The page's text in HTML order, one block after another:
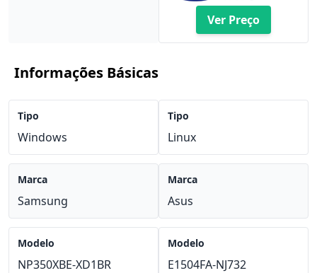
Ver Preço
Informações Básicas
Tipo
Windows
Marca
Samsung
Modelo
NP350XBE-XD1BR
Tipo
Linux
Marca
Asus
Modelo
E1504FA-NJ732